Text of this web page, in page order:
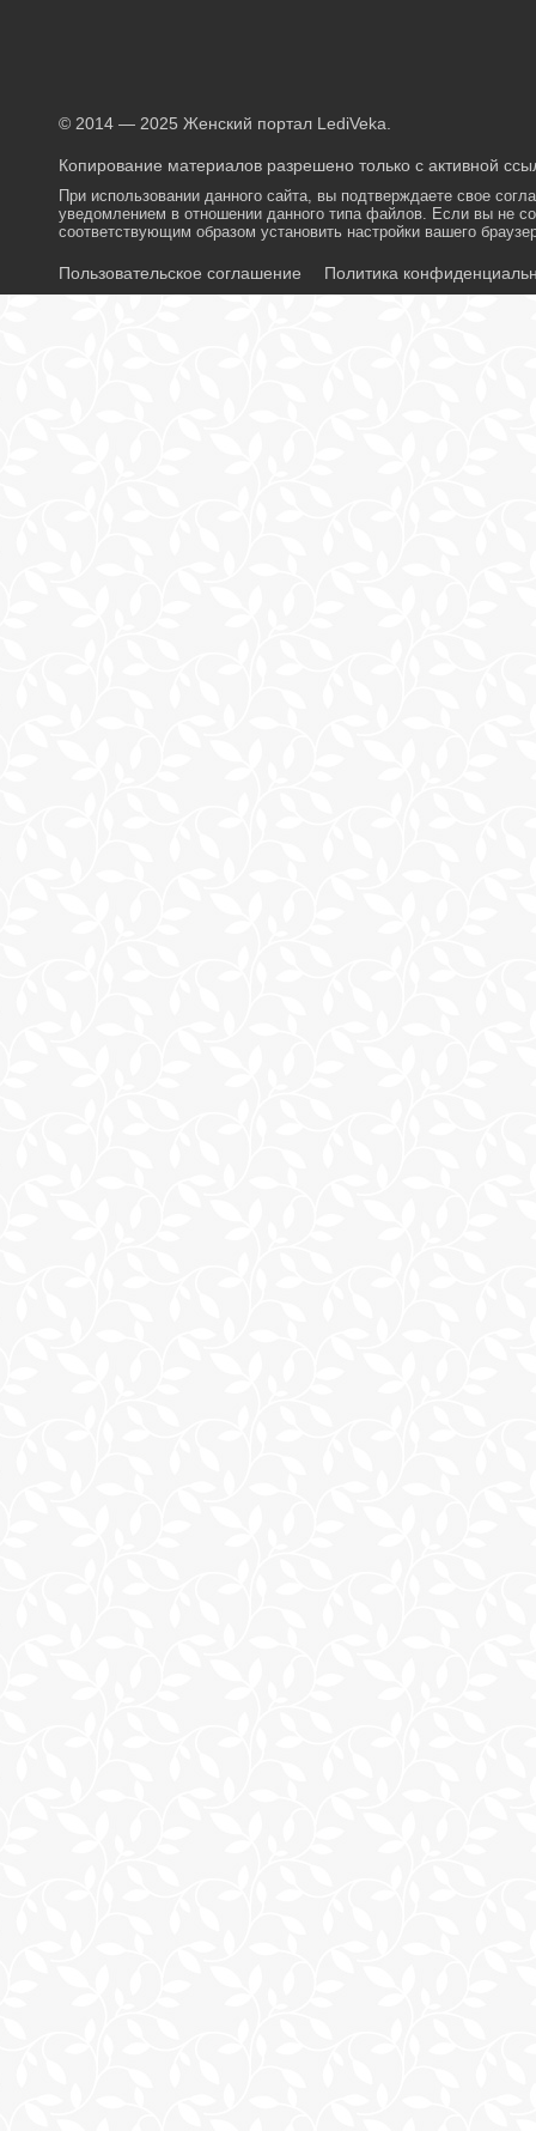
© 2014 — 2025 Женский портал LediVeka.
Копирование материалов разрешено только с активной
При использовании данного сайта, вы подтверждаете свое
уведомлением в отношении данного типа файлов. Если вы не
соответствующим образом установить настройки вашего
Пользовательское соглашение Политика